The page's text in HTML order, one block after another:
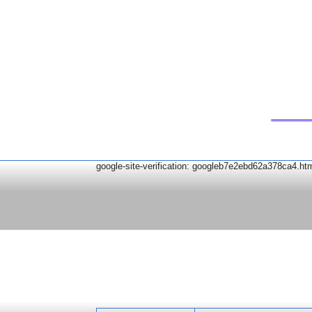
google-site-verification: